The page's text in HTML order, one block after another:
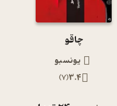
چاقو
یونسبو
3.4
(
7
)